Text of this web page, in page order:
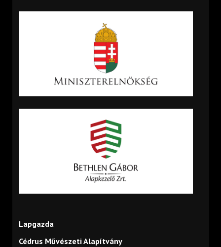
Lapgazda
Cédrus Művészeti Alapítvány